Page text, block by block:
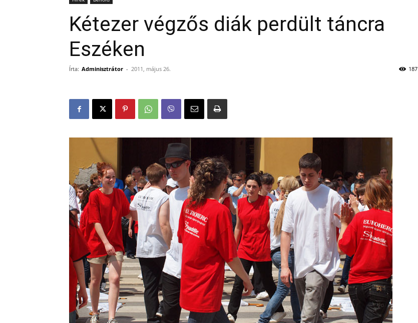
Kétezer végzős diák perdült táncra
Eszéken
Írta: Adminisztrátor - 2011, május 26. 187